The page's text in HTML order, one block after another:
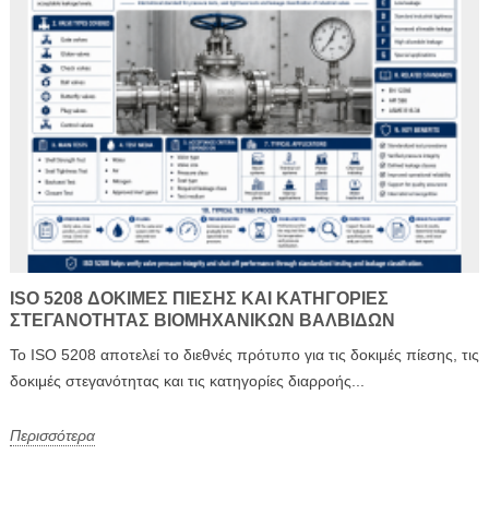
ISO 5208 ΔΟΚΙΜΈΣ ΠΊΕΣΗΣ ΚΑΙ ΚΑΤΗΓΟΡΊΕΣ
ΣΤΕΓΑΝΌΤΗΤΑΣ ΒΙΟΜΗΧΑΝΙΚΏΝ ΒΑΛΒΊΔΩΝ
Το ISO 5208 αποτελεί το διεθνές πρότυπο για τις δοκιμές πίεσης, τις
δοκιμές στεγανότητας και τις κατηγορίες διαρροής...
Περισσότερα